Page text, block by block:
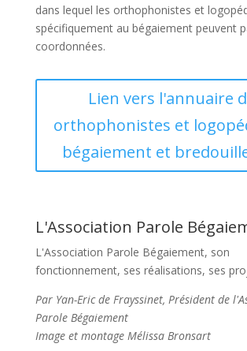
dans lequel les orthophonistes et
spécifiquement au bégaiement peuvent
coordonnées.
Lien vers l'annuaire
orthophonistes et
bégaiement et
L'Association Parole
L'Association Parole Bégaiement, son
fonctionnement, ses réalisations, ses
Par Yan-Eric de Frayssinet, Président de
Parole Bégaiement
Image et montage Mélissa Bronsart